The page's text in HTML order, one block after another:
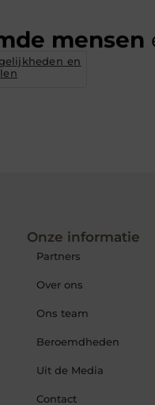
mensen
en
Onze informatie
Partners
Over ons
Ons team
Beroemdheden
Uit de Media
Contact